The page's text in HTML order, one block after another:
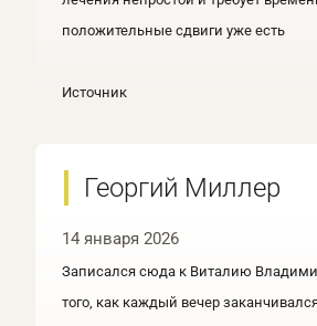
положительные сдвиги уже есть
Источник
Георгий Миллер
14 января 2026
Записался сюда к Виталию
того, как каждый вечер